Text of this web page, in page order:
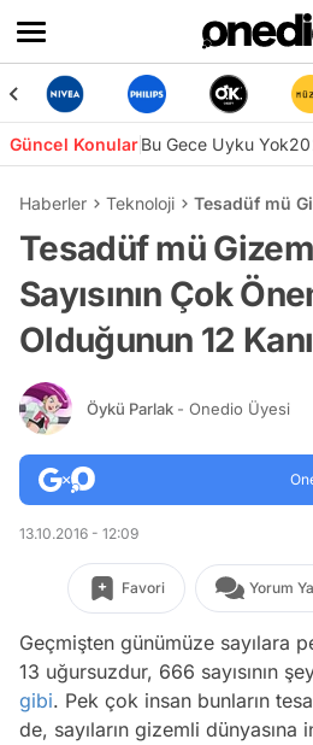
Güncel KonularBu Gece Uyku Yok
Haberler Teknoloji Tesadüf mü
Tesadüf mü
Sayısının Çok
Olduğunun 12
Öykü Parlak - Onedio Üyesi
13.10.2016 - 12:09
Favori Yorum
Geçmişten günümüze sayılara
13 uğursuzdur, 666 sayısının
gibi. Pek çok insan bunların
de, sayıların gizemli dünyasına